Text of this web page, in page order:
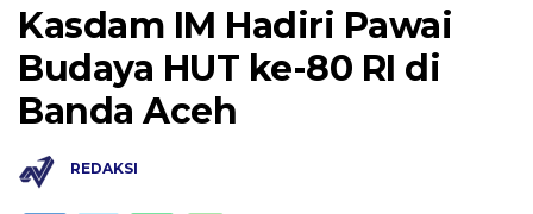
Kasdam IM Hadiri Pawai
Budaya HUT ke-80 RI di
Banda Aceh
REDAKSI